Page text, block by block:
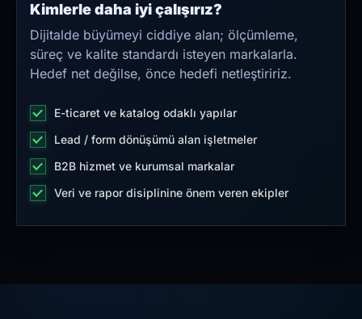
Kimlerle daha iyi çalışırız?
Dijitalde büyümeyi ciddiye alan; ölçümleme,
süreç ve kalite standardı isteyen markalarla.
Hedef net değilse, önce hedefi netleştiririz.
E-ticaret ve katalog odaklı yapılar
Lead / form dönüşümü alan işletmeler
B2B hizmet ve kurumsal markalar
Veri ve rapor disiplinine önem veren ekipler